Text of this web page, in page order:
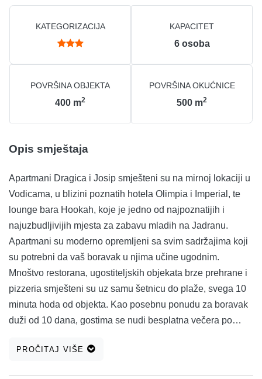
KATEGORIZACIJA KAPACITET
6 osoba
POVRŠINA OBJEKTA
400 m2
POVRŠINA OKUĆNICE
500 m2
Opis smještaja
Apartmani Dragica i Josip smješteni su na mirnoj lokaciji u
Vodicama, u blizini poznatih hotela Olimpia i Imperial, te
lounge bara Hookah, koje je jedno od najpoznatijih i
najuzbudljivijih mjesta za zabavu mladih na Jadranu.
Apartmani su moderno opremljeni sa svim sadržajima koji
su potrebni da vaš boravak u njima učine ugodnim.
Mnoštvo restorana, ugostiteljskih objekata brze prehrane i
pizzeria smješteni su uz samu šetnicu do plaže, svega 10
minuta hoda od objekta. Kao posebnu ponudu za boravak
duži od 10 dana, gostima se nudi besplatna večera po
rakiju. Mogućnost prijevoza iz / do zračne luke uz
PROČITAJ VIŠE